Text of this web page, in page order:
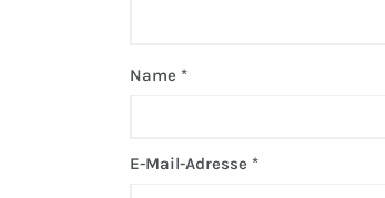
Name *
E-Mail-Adresse *